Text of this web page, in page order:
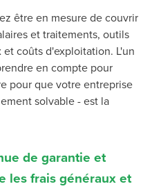
être en mesure de couvrir
et traitements, outils
coûts d'exploitation. L'un
en compte pour
pour que votre entreprise
solvable - est la
de garantie et
les frais généraux et